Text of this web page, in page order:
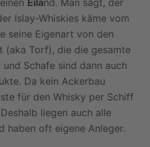
Eiland. Man sagt, der
Islay-Whiskies käme vom
seine Eigenart von den
(aka Torf), die die gesamte
Schafe sind dann auch
Da kein Ackerbau
für den Whisky per Schiff
liegen auch alle
haben oft eigene Anleger.